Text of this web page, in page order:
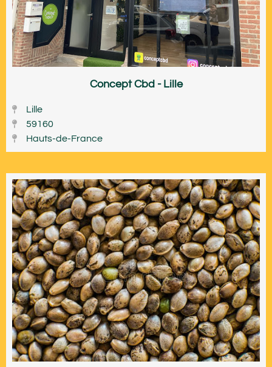
Concept Cbd - Lille
Lille
59160
Hauts-de-France